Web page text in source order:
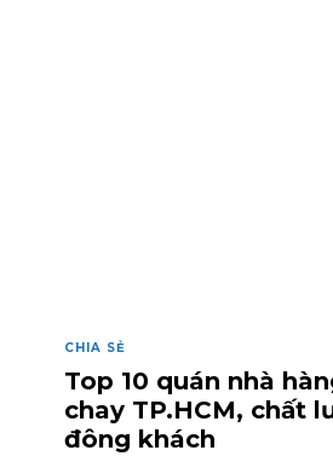
CHIA SẺ
Top 10 quán nhà
chay TP.HCM, chất
đông khách